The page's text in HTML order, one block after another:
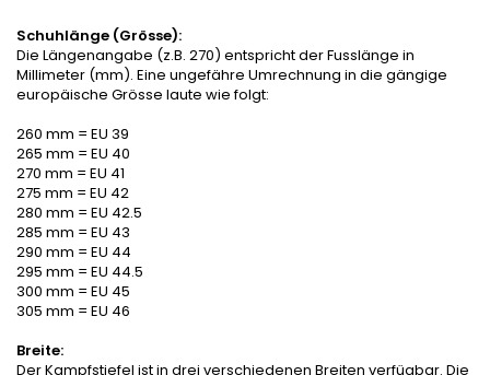
Schuhlänge (Grösse):
Die Längenangabe (z.B. 270) entspricht der Fusslänge in
Millimeter (mm). Eine ungefähre Umrechnung in die gängige
europäische Grösse laute wie folgt:
260 mm = EU 39
265 mm = EU 40
270 mm = EU 41
275 mm = EU 42
280 mm = EU 42.5
285 mm = EU 43
290 mm = EU 44
295 mm = EU 44.5
300 mm = EU 45
305 mm = EU 46
Breite:
Der Kampfstiefel ist in drei verschiedenen Breiten verfügbar. Die